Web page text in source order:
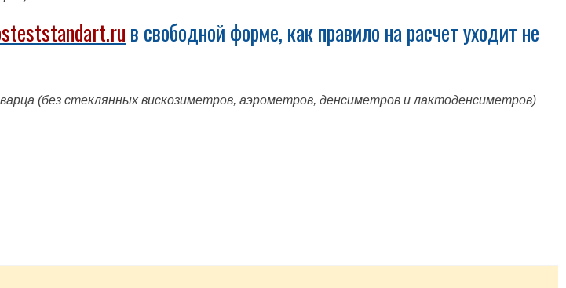
в свободной форме, как правило на расчет уходит не
(без стеклянных вискозиметров, аэрометров, денсиметров и лактоденсиметров)